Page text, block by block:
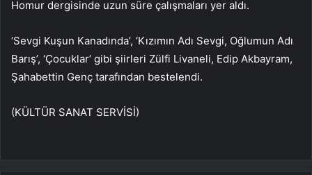
Homur dergisinde uzun süre çalışmaları yer aldı.
‘Sevgi Kuşun Kanadında’, ‘Kızımın Adı Sevgi, Oğlumun Adı
Barış’, ‘Çocuklar’ gibi şiirleri Zülfi Livaneli, Edip Akbayram,
Şahabettin Genç tarafından bestelendi.
(KÜLTÜR SANAT SERVİSİ)